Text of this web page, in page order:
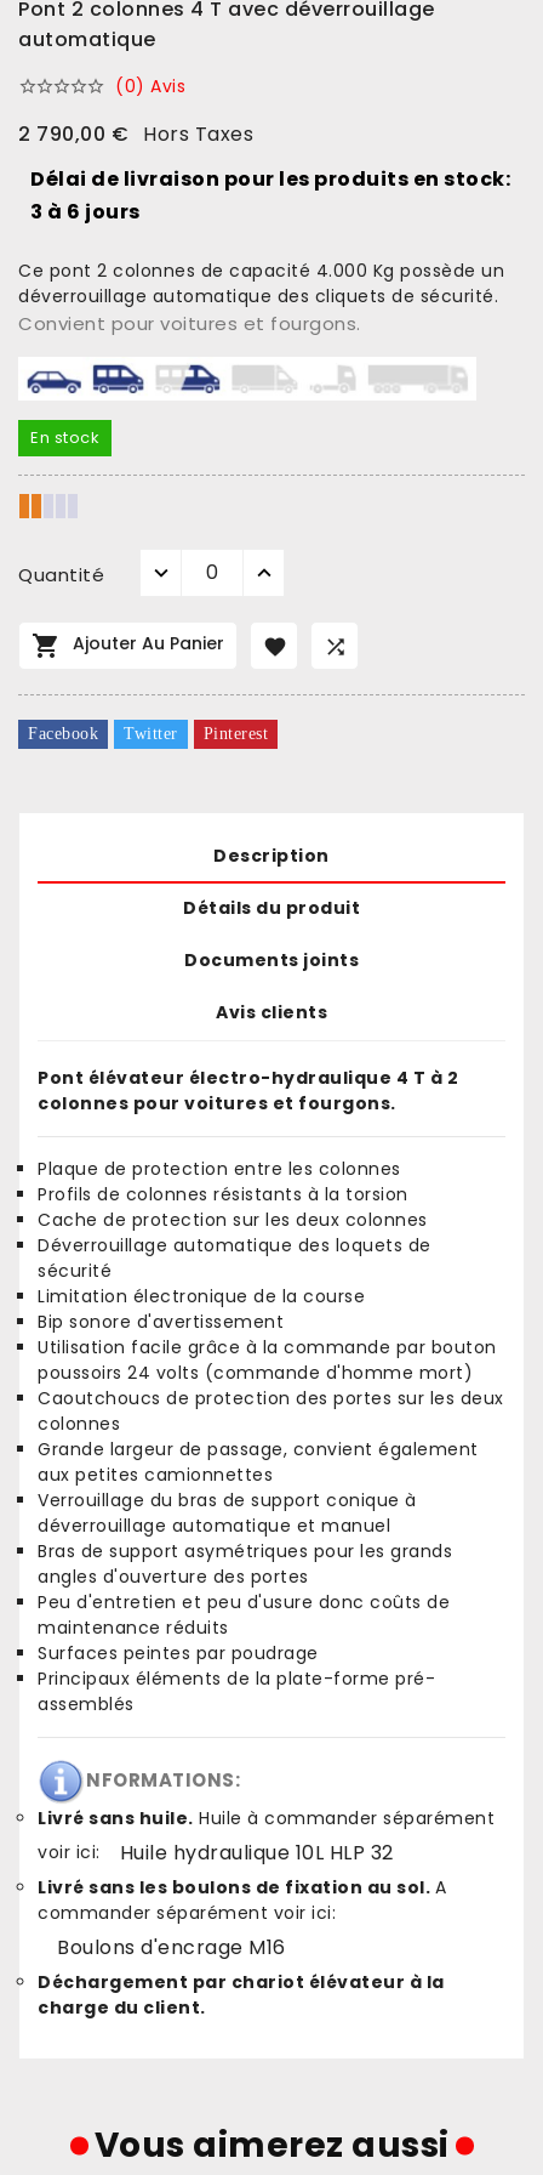
Pont 2 colonnes 4 T avec déverrouillage
automatique
 (0) Avis
2 790,00 €
Hors Taxes
Délai de livraison pour les produits en stock:
3 à 6 jours
Ce pont 2 colonnes de capacité 4.000 Kg possède un
déverrouillage automatique des cliquets de sécurité.
Convient pour voitures et fourgons.
En stock
Quantité
 Ajouter Au Panier  
Facebook Twitter Pinterest
Description
Détails du produit
Documents joints
Avis clients
Pont élévateur électro-hydraulique 4 T à 2
colonnes pour voitures et fourgons.
Plaque de protection entre les colonnes
Profils de colonnes résistants à la torsion
Cache de protection sur les deux colonnes
Déverrouillage automatique des loquets de
sécurité
Limitation électronique de la course
Bip sonore d'avertissement
Utilisation facile grâce à la commande par bouton
poussoirs 24 volts (commande d'homme mort)
Caoutchoucs de protection des portes sur les deux
colonnes
Grande largeur de passage, convient également
aux petites camionnettes
Verrouillage du bras de support conique à
déverrouillage automatique et manuel
Bras de support asymétriques pour les grands
angles d'ouverture des portes
Peu d'entretien et peu d'usure donc coûts de
maintenance réduits
Surfaces peintes par poudrage
Principaux éléments de la plate-forme pré-
assemblés
NFORMATIONS:
Livré sans huile. Huile à commander séparément
voir ici:
Huile hydraulique 10L HLP 32
Livré sans les boulons de fixation au sol. A
commander séparément voir ici:
Boulons d'encrage M16
Déchargement par chariot élévateur à la
charge du client.
Vous aimerez aussi